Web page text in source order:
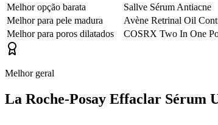
Melhor opção barata
Sallve Sérum Antiacne
Melhor para pele madura
Avène Retrinal Oil
Melhor para poros dilatados
COSRX Two In One
Melhor geral
La Roche-Posay Effaclar Sérum